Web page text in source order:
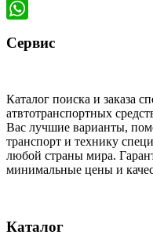
Telegram
Сервис
Каталог поиска и заказа
атвтотранспортных
Вас лучшие варианты,
транспорт и технику
любой страны мира.
минимальные цены и
Каталог